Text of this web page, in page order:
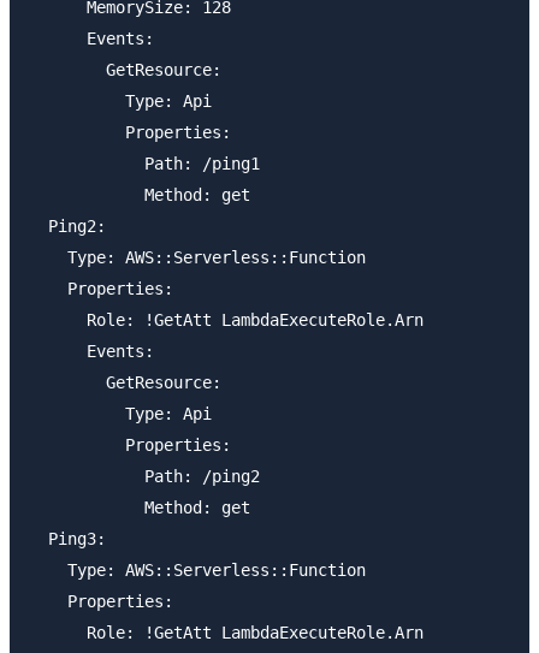
      MemorySize: 128
      Events:
        GetResource:
          Type: Api
          Properties:
            Path: /ping1
            Method: get
  Ping2:
    Type: AWS::Serverless::Function
    Properties:
      Role: !GetAtt LambdaExecuteRole.Arn
      Events:
        GetResource:
          Type: Api
          Properties:
            Path: /ping2
            Method: get
  Ping3:
    Type: AWS::Serverless::Function
    Properties:
      Role: !GetAtt LambdaExecuteRole.Arn